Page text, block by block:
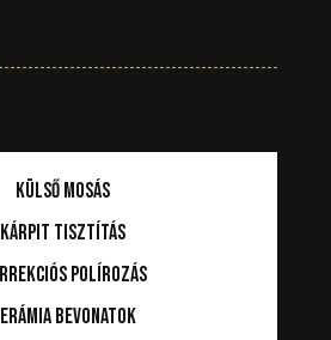
Külső mosás
Kárpit tisztítás
Polírozás
Bevonatok